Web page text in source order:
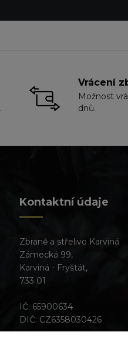
Vrácení
Možnost
dnů.
Kontaktní údaje
Zbraně a střelivo Karviná
Zámecká 99,
Karviná - Fryštát,
733 01
IČ: 65900634
DIČ: CZ6358030426